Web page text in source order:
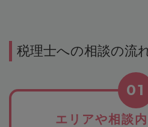
税理士への相談の流
エリアや相談
01